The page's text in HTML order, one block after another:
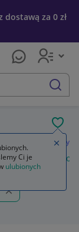
za 0 zł
szukaj
Gry
gry gry
Ci je
ulubionych